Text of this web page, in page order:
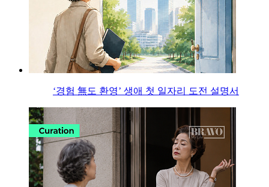
‘경험 無도 환영’ 생애 첫 일자리 도전 설명서